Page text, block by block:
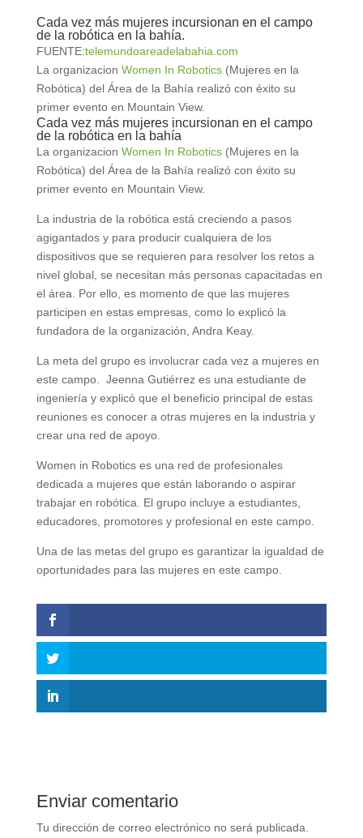
Cada vez más mujeres incursionan en el campo
de la robótica en la bahía.
FUENTE:telemundoareadelabahia.com
La organizacion Women In Robotics(Mujeres en la
Robótica) del Área de la Bahía realizó con éxito su
primer evento en Mountain View.
Cada vez más mujeres incursionan en el campo
de la robótica en la bahía
La organizacion Women In Robotics(Mujeres en la
Robótica) del Área de la Bahía realizó con éxito su
primer evento en Mountain View.
La industria de la robótica está creciendo a pasos
agigantados y para producir cualquiera de los
dispositivos que se requieren para resolver los retos a
nivel global, se necesitan más personas capacitadas en
el área. Por ello, es momento de que las mujeres
participen en estas empresas, como lo explicó la
fundadora de la organización, Andra Keay.
La meta del grupo es involucrar cada vez a mujeres en
este campo. Jeenna Gutiérrez es una estudiante de
ingeniería y explicó que el beneficio principal de estas
reuniones es conocer a otras mujeres en la industria y
crear una red de apoyo.
Women in Robotics es una red de profesionales
dedicada a mujeres que están laborando o aspirar
trabajar en robótica. El grupo incluye a estudiantes,
educadores, promotores y profesional en este campo.
Una de las metas del grupo es garantizar la igualdad de
oportunidades para las mujeres en este campo.
Enviar comentario
Tu dirección de correo electrónico no será publicada.